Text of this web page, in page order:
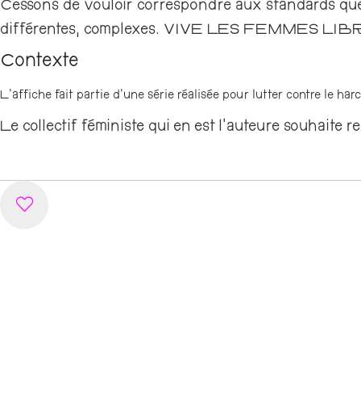
Cessons de vouloir correspondre aux standards
différentes, complexes. VIVE LES FEMMES
Contexte
L’affiche fait partie d’une série réalisée pour lutter contre le
Le collectif féministe qui en est l’auteure souhaite